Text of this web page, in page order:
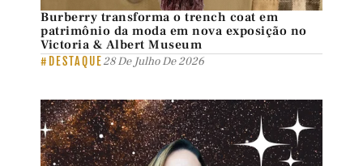
Burberry transforma o trench coat em
patrimônio da moda em nova exposição no
Victoria & Albert Museum
#DESTAQUE28 De Julho De 2026